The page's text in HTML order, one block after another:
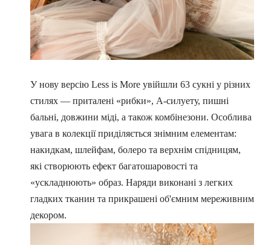
У нову версію Less is More увійшли 63 сукні у різних
стилях — приталені «рибки», А-силуету, пишні
бальні, довжини міді, а також комбінезони. Особлива
увага в колекції приділяється знімним елементам:
накидкам, шлейфам, болеро та верхнім спідницям,
які створюють ефект багатошаровості та
«ускладнюють» образ. Наряди виконані з легких
гладких тканин та прикрашені об'ємним мереживним
декором.